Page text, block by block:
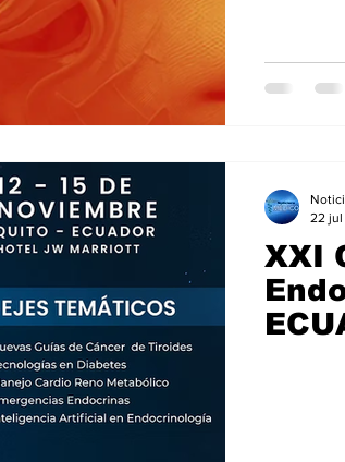
la diabetes dia mundial de la
XXI
22 jul